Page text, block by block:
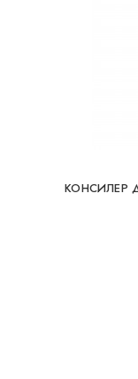
КОНСИЛЕР